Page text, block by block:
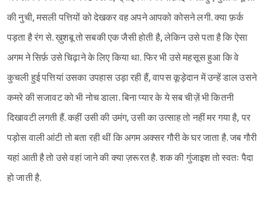
की नुची, मसली पत्तियों को देखकर वह अपने आपको कोसने लगी. क्या फ़र्क
पड़ता है रंग से. ख़ुशबू तो सबकी एक जैसी होती है, लेकिन उसे पता है कि ऐसा
अगम ने सिर्फ़ उसे चिढ़ाने के लिए किया था. फिर भी उसे महसूस हुआ कि वे
कुचली हुई पत्तियां उसका उपहास उड़ा रही हैं, वापस कूड़ेदान में उन्हें डाल उसने
कमरे की सजावट को भी नोच डाला. बिना प्यार के ये सब चीज़ें भी कितनी
दिखावटी लगती हैं. कहीं उसी की उमंग, उसी का उत्साह तो नहीं मर गया है, पर
पड़ोस वाली आंटी तो बता रही थीं कि अगम अक्सर गौरी के घर जाता है. जब गौरी
यहां आती है तो उसे वहां जाने की क्या ज़रूरत है. शक की गुंजाइश तो स्वतः पैदा
हो जाती है.